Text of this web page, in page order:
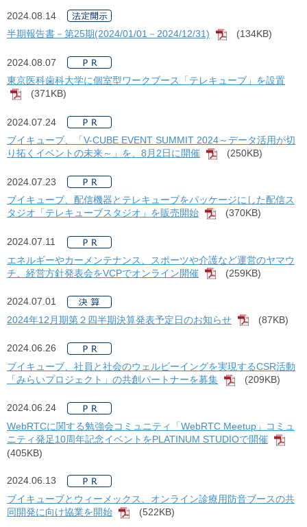
2024.08.14
半期報告書－第25期(2024/01/01－2024/12/31)
[PDF]
(134KB)
2024.08.07
東京医科歯科大学に個室型ワークブース「テレキューブ」を設置
[PDF]
(371KB)
2024.07.24
ブイキューブ、「V-CUBE EVENT SUMMIT 2024～データ活用が切
り拓くイベントの未来～」を、8月2日に開催
[PDF]
(250KB)
2024.07.23
ブイキューブ、配信機器とテレキューブをパッケージにした配信ス
タジオ「テレキューブスタジオ」を販売開始
[PDF]
(370KB)
2024.07.11
エネルギーやカーメンテナンス、スポーツや介護など運営のヤマウ
チ、経営方針発表会をVCPでオンライン開催
[PDF]
(259KB)
2024.07.01
2024年12月期第２四半期決算発表予定日のお知らせ
[PDF]
(87KB)
2024.06.26
ブイキューブ、社員と社会のウェルビーイングを実現するCSR活動
「みらいプロジェクト」の共創パートナーを募集
[PDF]
(209KB)
2024.06.24
WebRTCに関する勉強会コミュニティ「WebRTC Meetup」コミュ
ニティ発足10周年記念イベントをPLATINUM STUDIOで開催
(405KB)
2024.06.13
ブイキューブとウィーメックス、オンライン診療用防音ブースの共
同開発に向け協業を開始
[PDF]
(522KB)